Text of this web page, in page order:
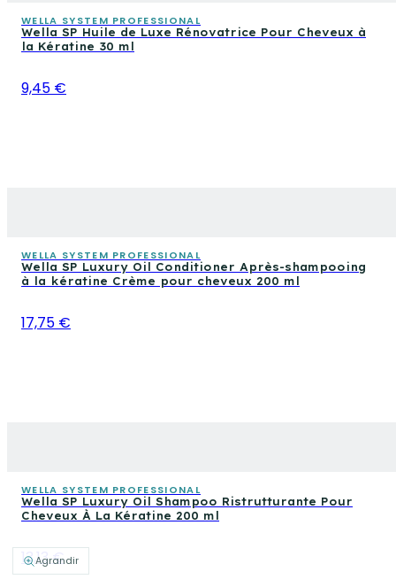
Agrandir
WELLA SYSTEM PROFESSIONAL
Wella SP Huile de Luxe Rénovatrice Pour Cheveux à
la Kératine 30 ml
9,45 €
WELLA SYSTEM PROFESSIONAL
Wella SP Luxury Oil Conditioner Après-shampooing
à la kératine Crème pour cheveux 200 ml
17,75 €
WELLA SYSTEM PROFESSIONAL
Wella SP Luxury Oil Shampoo Ristrutturante Pour
Cheveux À La Kératine 200 ml
13,13 €